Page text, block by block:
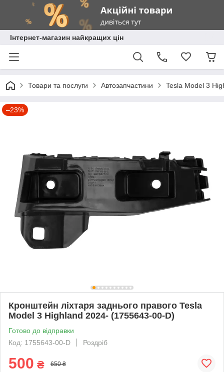
Інтернет-магазин найкращих цін
Товари та послуги Автозапчастини Tesla Model 3
–23%
Кронштейн ліхтаря заднього правого Tesla
Model 3 Highland 2024- (1755643-00-D)
Готово до відправки
Код: 1755643-00-D
Роздріб
500 ₴ 650 ₴